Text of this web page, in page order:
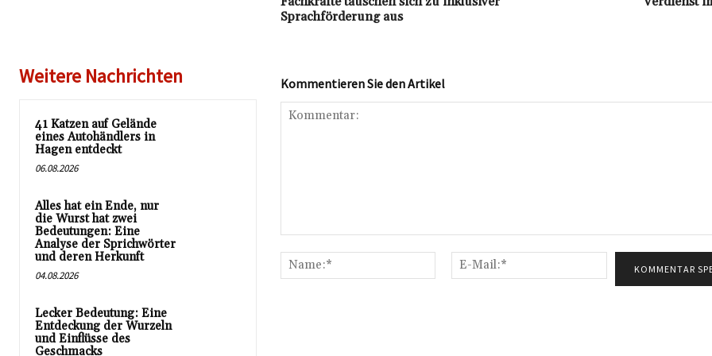
Sprachförderung aus
Weitere Nachrichten
41 Katzen auf Gelände
eines Autohändlers in
Hagen entdeckt
06.08.2026
Alles hat ein Ende, nur
die Wurst hat zwei
Bedeutungen: Eine
Analyse der Sprichwörter
und deren Herkunft
04.08.2026
Lecker Bedeutung: Eine
Entdeckung der Wurzeln
und Einflüsse des
Geschmacks
Kommentieren Sie den Artikel
Name:*
Mail:*